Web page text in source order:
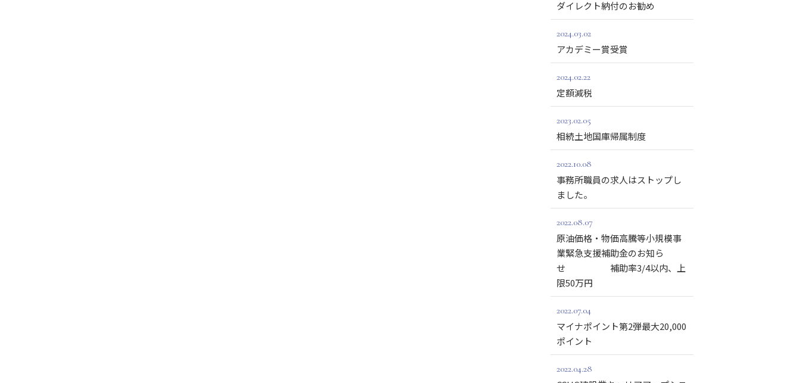
ダイレクト納付のお勧め
2024.03.02
アカデミー賞受賞
2024.02.22
定額減税
2023.02.05
相続土地国庫帰属制度
2022.10.08
事務所職員の求人はストップし
ました。
2022.08.07
原油価格・物価高騰等小規模事
業緊急支援補助金のお知ら
せ 補助率3/4以内、上
限50万円
2022.07.04
マイナポイント第2弾最大20,000
ポイント
2022.04.28